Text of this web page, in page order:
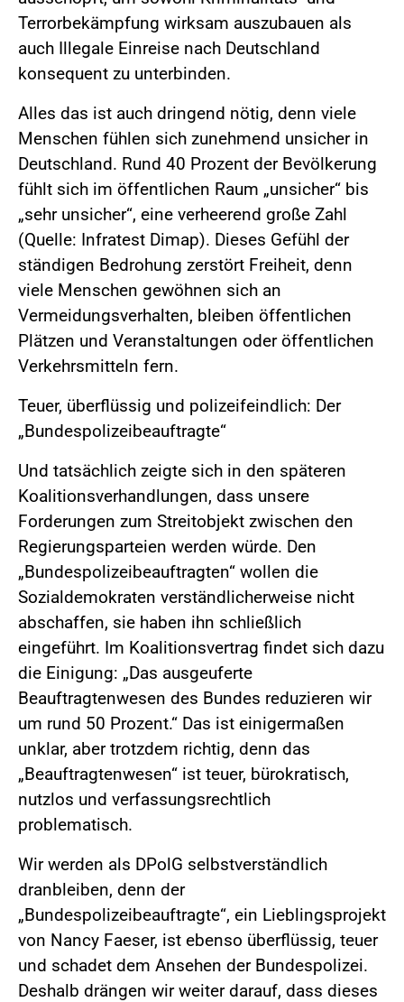
Terrorbekämpfung wirksam auszubauen als
auch Illegale Einreise nach Deutschland
konsequent zu unterbinden.
Alles das ist auch dringend nötig, denn viele
Menschen fühlen sich zunehmend unsicher in
Deutschland. Rund 40 Prozent der Bevölkerung
fühlt sich im öffentlichen Raum „unsicher“ bis
„sehr unsicher“, eine verheerend große Zahl
(Quelle: Infratest Dimap). Dieses Gefühl der
ständigen Bedrohung zerstört Freiheit, denn
viele Menschen gewöhnen sich an
Vermeidungsverhalten, bleiben öffentlichen
Plätzen und Veranstaltungen oder öffentlichen
Verkehrsmitteln fern.
Teuer, überflüssig und polizeifeindlich: Der
„Bundespolizeibeauftragte“
Und tatsächlich zeigte sich in den späteren
Koalitionsverhandlungen, dass unsere
Forderungen zum Streitobjekt zwischen den
Regierungsparteien werden würde. Den
„Bundespolizeibeauftragten“ wollen die
Sozialdemokraten verständlicherweise nicht
abschaffen, sie haben ihn schließlich
eingeführt. Im Koalitionsvertrag findet sich dazu
die Einigung: „Das ausgeuferte
Beauftragtenwesen des Bundes reduzieren wir
um rund 50 Prozent.“ Das ist einigermaßen
unklar, aber trotzdem richtig, denn das
„Beauftragtenwesen“ ist teuer, bürokratisch,
nutzlos und verfassungsrechtlich
problematisch.
Wir werden als DPolG selbstverständlich
dranbleiben, denn der
„Bundespolizeibeauftragte“, ein Lieblingsprojekt
von Nancy Faeser, ist ebenso überflüssig, teuer
und schadet dem Ansehen der Bundespolizei.
Deshalb drängen wir weiter darauf, dass dieses